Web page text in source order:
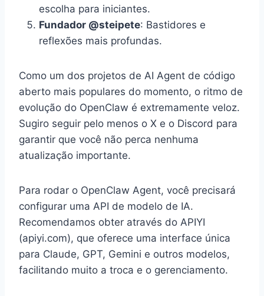
escolha para iniciantes.
Fundador @steipete: Bastidores e
reflexões mais profundas.
Como um dos projetos de AI Agent de código
aberto mais populares do momento, o ritmo de
evolução do OpenClaw é extremamente veloz.
Sugiro seguir pelo menos o X e o Discord para
garantir que você não perca nenhuma
atualização importante.
Para rodar o OpenClaw Agent, você precisará
configurar uma API de modelo de IA.
Recomendamos obter através do APIYI
(apiyi.com), que oferece uma interface única
para Claude, GPT, Gemini e outros modelos,
facilitando muito a troca e o gerenciamento.